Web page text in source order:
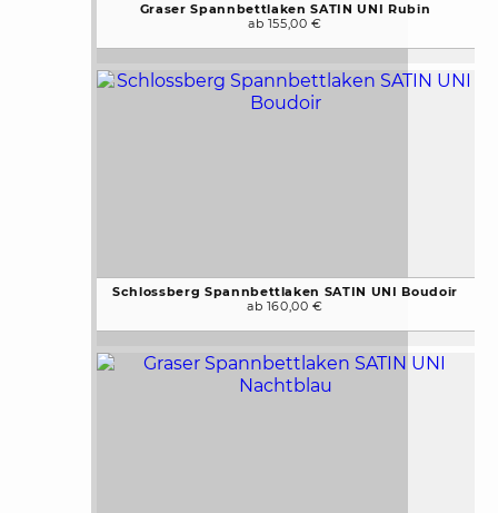
Graser Spannbettlaken SATIN UNI Rubin
ab 155,00 €
Schlossberg Spannbettlaken SATIN UNI Boudoir
ab 160,00 €